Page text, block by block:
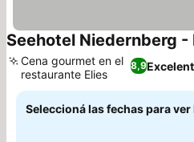
Seehotel Niedernberg -
8,9
Cena gourmet en el
restaurante Elies
Seleccioná las fechas para